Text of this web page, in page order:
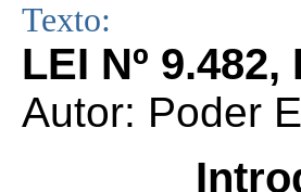
Texto:
LEI Nº
Autor: Poder